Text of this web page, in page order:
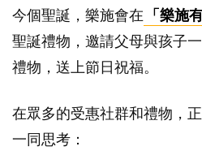
今個聖誕，樂施會在 「樂施
聖誕禮物，邀請父母與孩子
禮物，送上節日祝福。
在眾多的受惠社群和禮物，
一同思考：